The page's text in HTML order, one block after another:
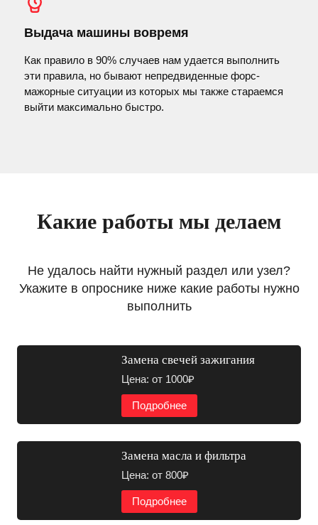
Выдача машины вовремя
Как правило в 90% случаев нам удается выполнить
эти правила, но бывают непредвиденные форс-
мажорные ситуации из которых мы также стараемся
выйти максимально быстро.
Какие работы мы делаем
Не удалось найти нужный раздел или узел?
Укажите в опроснике ниже какие работы нужно
выполнить
Замена свечей зажигания
Цена: от 1000₽
Подробнее
Замена масла и фильтра
Цена: от 800₽
Подробнее